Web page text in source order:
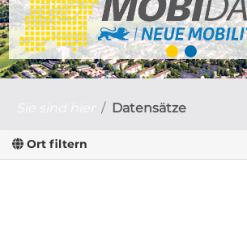
Datensätze
Ort filtern